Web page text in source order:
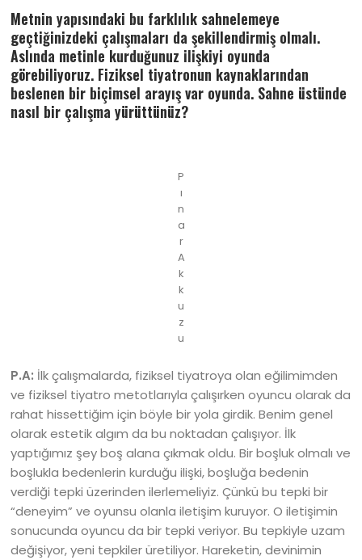
Metnin yapısındaki bu farklılık sahnelemeye
geçtiğinizdeki çalışmaları da şekillendirmiş olmalı.
Aslında metinle kurduğunuz ilişkiyi oyunda
görebiliyoruz. Fiziksel tiyatronun kaynaklarından
beslenen bir biçimsel arayış var oyunda. Sahne üstünde
nasıl bir çalışma yürüttünüz?
P
ı
n
a
r
A
k
k
u
z
u
P.A: İlk çalışmalarda, fiziksel tiyatroya olan eğilimimden
ve fiziksel tiyatro metotlarıyla çalışırken oyuncu olarak da
rahat hissettiğim için böyle bir yola girdik. Benim genel
olarak estetik algım da bu noktadan çalışıyor. İlk
yaptığımız şey boş alana çıkmak oldu. Bir boşluk olmalı ve
boşlukla bedenlerin kurduğu ilişki, boşluğa bedenin
verdiği tepki üzerinden ilerlemeliyiz. Çünkü bu tepki bir
“deneyim” ve oyunsu olanla iletişim kuruyor. O iletişimin
sonucunda oyuncu da bir tepki veriyor. Bu tepkiyle uzam
değişiyor, yeni tepkiler üretiliyor. Hareketin, devinimin